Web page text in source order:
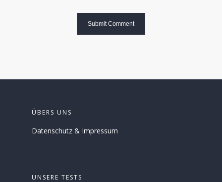
ÜBERS UNS
Datenschutz & Impressum
UNSERE TESTS